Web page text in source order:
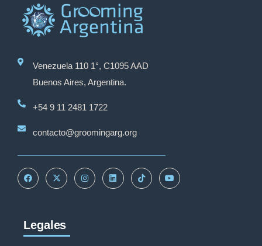
Venezuela 110 1°, C1095 AAD
Buenos Aires, Argentina.
+54 9 11 2481 1722
contacto@groomingarg.org
Legales